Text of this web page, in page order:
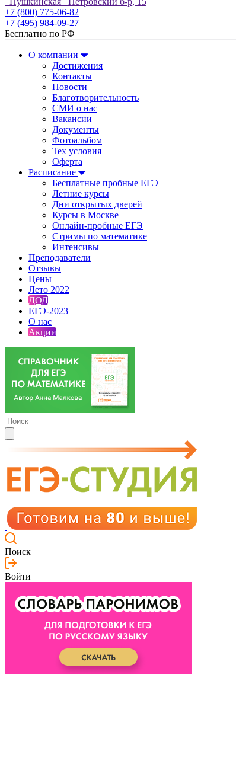
+7 (800) 775-06-82
+7 (495) 984-09-27
Бесплатно по РФ
О компании
Достижения
Контакты
Новости
Благотворительность
СМИ о нас
Вакансии
Документы
Фотоальбом
Тех условия
Оферта
Расписание
Бесплатные пробные ЕГЭ
Летние курсы
Дни открытых дверей
Курсы в Москве
Онлайн-пробные ЕГЭ
Стримы по математике
Интенсивы
Преподаватели
Отзывы
Цены
Лето 2022
ДОД
ЕГЭ-2023
О нас
Акции
Поиск
Войти